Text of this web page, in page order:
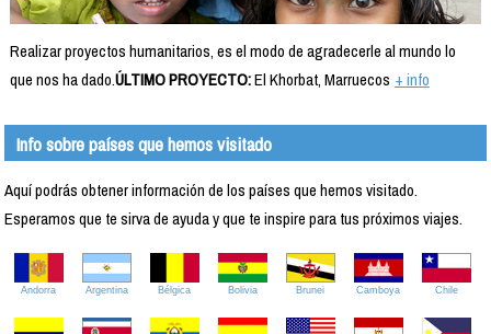
Realizar proyectos humanitarios, es el modo de agradecerle al mundo lo
que nos ha dado.ÚLTIMO PROYECTO:El Khorbat, Marruecos + info
Info sobre países que hemos visitado
Aquí podrás obtener información de los países que hemos visitado.
Esperamos que te sirva de ayuda y que te inspire para tus próximos viajes.
Andorra Argentina Bélgica Bolivia Brunei Camboya Chile